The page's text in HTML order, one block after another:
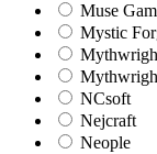
Muse
Mystic
NCsoft
Nejcraft
Neople